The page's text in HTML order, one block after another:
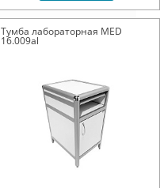
Тумба лабораторная MED
16.009al